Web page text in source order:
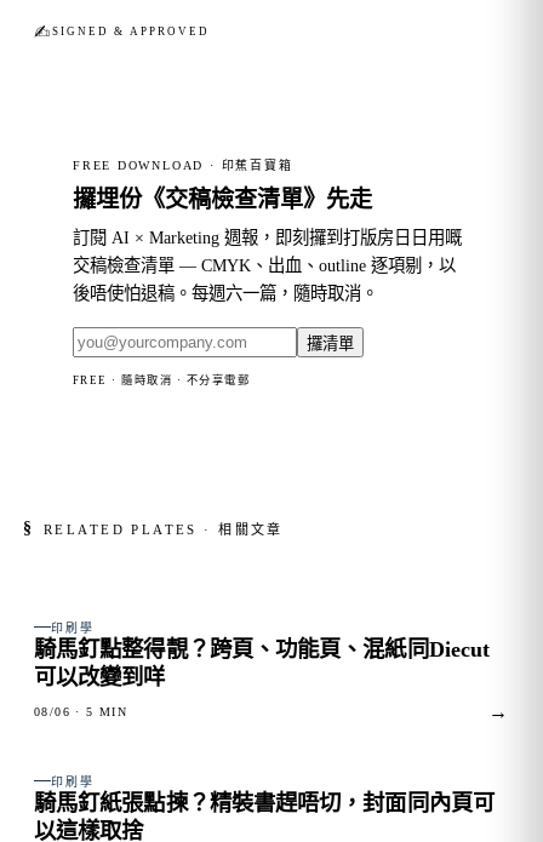
✍︎ SIGNED & APPROVED
FREE DOWNLOAD · 印蕉百寶箱
攞埋份《交稿檢查清單》先走
訂閱 AI × Marketing 週報，即刻攞到打版房日日用嘅
交稿檢查清單 — CMYK、出血、outline 逐項剔，以
後唔使怕退稿。每週六一篇，隨時取消。
攞清單
FREE · 隨時取消 · 不分享電郵
§ RELATED PLATES · 相關文章
FIG. 01
印刷學
騎馬釘點整得靚？跨頁、功能頁、混紙同Diecut
可以改變到咩
08/06 · 5 MIN →
FIG. 02
印刷學
騎馬釘紙張點揀？精裝書趕唔切，封面同內頁可
以這樣取捨